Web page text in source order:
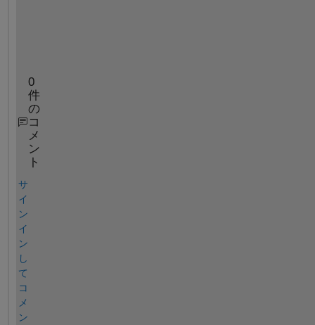
0
件
の
コ
メ
ン
ト
サ
イ
ン
イ
ン
し
て
コ
メ
ン